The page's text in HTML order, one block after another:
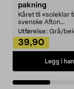
pakning
Kåret til «soleklar
svenske Afton...
Utførelse: Grå/
39,90
Legg i